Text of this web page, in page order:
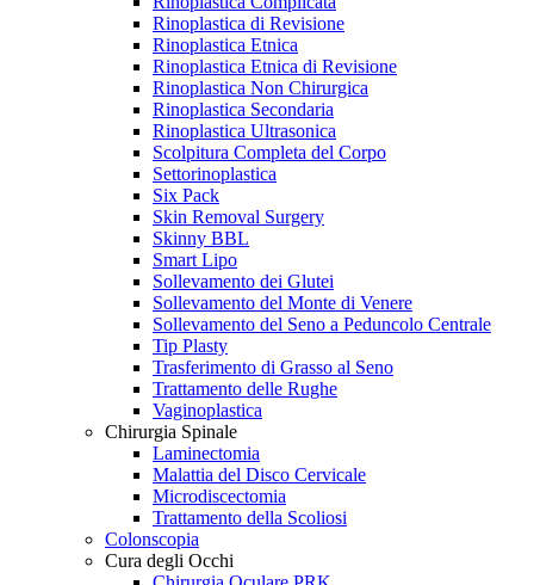
Rinoplastica di Revisione
Rinoplastica Etnica
Rinoplastica Etnica di Revisione
Rinoplastica Non Chirurgica
Rinoplastica Secondaria
Rinoplastica Ultrasonica
Scolpitura Completa del Corpo
Settorinoplastica
Six Pack
Skin Removal Surgery
Skinny BBL
Smart Lipo
Sollevamento dei Glutei
Sollevamento del Monte di Venere
Sollevamento del Seno a Peduncolo Centrale
Tip Plasty
Trasferimento di Grasso al Seno
Trattamento delle Rughe
Vaginoplastica
Chirurgia Spinale
Laminectomia
Malattia del Disco Cervicale
Microdiscectomia
Trattamento della Scoliosi
Colonscopia
Cura degli Occhi